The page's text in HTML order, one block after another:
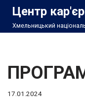
Перейти
Центр
Хмельницький
17.01.2024